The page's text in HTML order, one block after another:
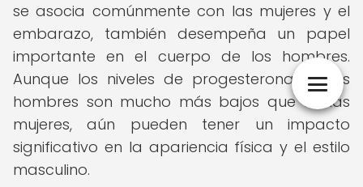
se asocia comúnmente con las mujeres y el
embarazo, también desempeña un papel
importante en el cuerpo de los hombres.
Aunque los niveles de progesterona en los
hombres son mucho más bajos que en las
mujeres, aún pueden tener un impacto
significativo en la apariencia física y el estilo
masculino.